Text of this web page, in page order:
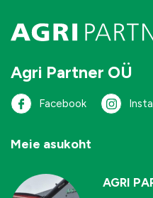
Agri Partner OÜ
Facebook
Meie asukoht
AGRI